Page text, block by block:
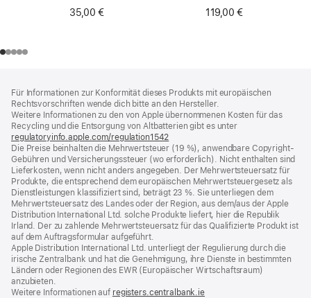
35,00 €
119,00 €
Für Informationen zur Konformität dieses Produkts mit europäischen
Rechtsvorschriften wende dich bitte an den Hersteller.
Weitere Informationen zu den von Apple übernommenen Kosten für das
Recycling und die Entsorgung von Altbatterien gibt es unter
regulatoryinfo.apple.com/regulation1542
ein
neues
Fenster)
Die Preise beinhalten die Mehrwertsteuer (19 %), anwendbare Copyright-
Gebühren und Versicherungssteuer (wo erforderlich). Nicht enthalten sind
Lieferkosten, wenn nicht anders angegeben. Der Mehrwertsteuersatz für
Produkte, die entsprechend dem europäischen Mehrwertsteuergesetz als
Dienstleistungen klassifiziert sind, beträgt 23 %. Sie unterliegen dem
Mehrwertsteuersatz des Landes oder der Region, aus dem/aus der Apple
Distribution International Ltd. solche Produkte liefert, hier die Republik
Irland. Der zu zahlende Mehrwertsteuersatz für das Qualifizierte Produkt ist
auf dem Auftragsformular aufgeführt.
Apple Distribution International Ltd. unterliegt der Regulierung durch die
irische Zentralbank und hat die Genehmigung, ihre Dienste in bestimmten
Ländern oder Regionen des EWR (Europäischer Wirtschaftsraum)
anzubieten.
Weitere Informationen auf registers.centralbank.ie